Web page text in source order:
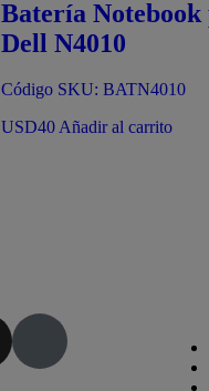
Batería Notebook
Dell N4010
Código SKU: BATN4010
USD40Añadir al carrito